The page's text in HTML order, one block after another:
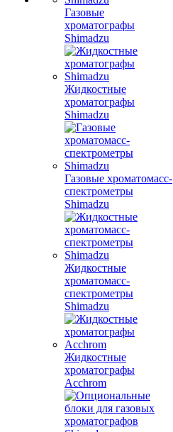
Газовые
хроматографы
Shimadzu
Жидкостные
хроматографы
Shimadzu
Газовые хроматомасс-
спектрометры
Shimadzu
Жидкостные
хроматомасс-
спектрометры
Shimadzu
Жидкостные
хроматографы
Acchrom